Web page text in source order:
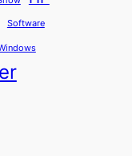
Software